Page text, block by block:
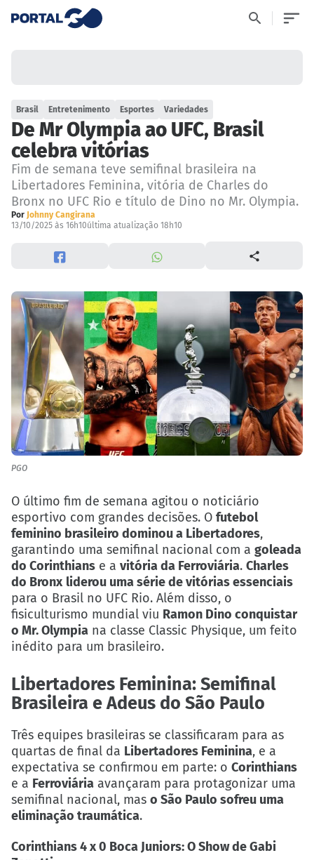
Brasil Entretenimento Esportes Variedades
De Mr Olympia ao UFC, Brasil
celebra vitórias
Fim de semana teve semifinal brasileira na
Libertadores Feminina, vitória de Charles do
Bronx no UFC Rio e título de Dino no Mr. Olympia.
Por Johnny Cangirana
13/10/2025 às 16h10última atualização 18h10
PGO
O último fim de semana agitou o noticiário
esportivo com grandes decisões. O futebol
feminino brasileiro dominou a Libertadores,
garantindo uma semifinal nacional com a goleada
do Corinthians e a vitória da Ferroviária. Charles
do Bronx liderou uma série de vitórias essenciais
para o Brasil no UFC Rio. Além disso, o
fisiculturismo mundial viu Ramon Dino conquistar
o Mr. Olympia na classe Classic Physique, um feito
inédito para um brasileiro.
Libertadores Feminina: Semifinal
Brasileira e Adeus do São Paulo
Três equipes brasileiras se classificaram para as
quartas de final da Libertadores Feminina, e a
expectativa se confirmou em parte: o Corinthians
e a Ferroviária avançaram para protagonizar uma
semifinal nacional, mas o São Paulo sofreu uma
eliminação traumática.
Corinthians 4 x 0 Boca Juniors: O Show de Gabi